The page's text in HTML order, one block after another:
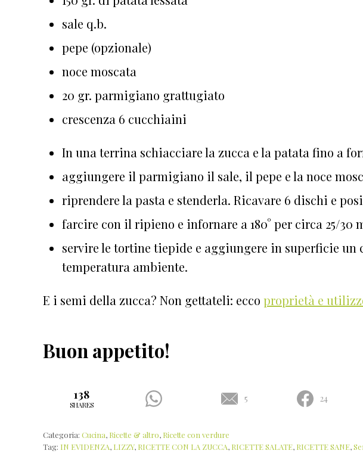
sale q.b.
pepe (opzionale)
noce moscata
20 gr. parmigiano grattugiato
crescenza 6 cucchiaini
In una terrina schiacciare la zucca e la patata fino a
aggiungere il parmigiano il sale, il pepe e la noce
riprendere la pasta e stenderla. Ricavare 6 dischi e
farcire con il ripieno e infornare a 180° per circa 25/30
servire le tortine tiepide e aggiungere in superficie un
temperatura ambiente.
E i semi della zucca? Non gettateli: ecco proprietà e
Buon appetito!
138
SHARES
5 24
Categoria: Cucina, Ricette & altro, Ricette con verdure
Tag: IN EVIDENZA, LIZZY, RICETTE CON LA ZUCCA, RICETTE SALATE, RICETTE SANE,